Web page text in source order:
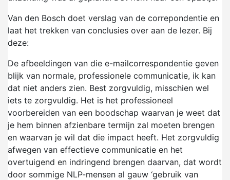
Van den Bosch doet verslag van de correpondentie en
laat het trekken van conclusies over aan de lezer. Bij
deze:
De afbeeldingen van die e-mailcorrespondentie geven
blijk van normale, professionele communicatie, ik kan
dat niet anders zien. Best zorgvuldig, misschien wel
iets te zorgvuldig. Het is het professioneel
voorbereiden van een boodschap waarvan je weet dat
je hem binnen afzienbare termijn zal moeten brengen
en waarvan je wil dat die impact heeft. Het zorgvuldig
afwegen van effectieve communicatie en het
overtuigend en indringend brengen daarvan, dat wordt
door sommige NLP-mensen al gauw ‘gebruik van